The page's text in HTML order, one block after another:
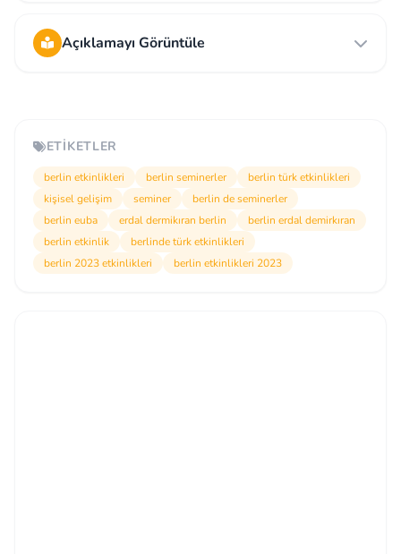
Açıklamayı Görüntüle
ETIKETLER
berlin etkinlikleri berlin seminerler
berlin türk etkinlikleri
kişisel gelişim
seminer
berlin de seminerler
berlin euba
erdal dermikıran berlin
berlin erdal demirkıran
berlin etkinlik
berlinde türk etkinlikleri
berlin 2023 etkinlikleri
berlin etkinlikleri 2023